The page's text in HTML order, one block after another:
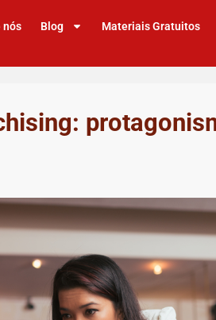
nós Blog Materiais Gratuitos